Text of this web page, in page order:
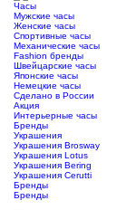
Часы
Мужские часы
Женские часы
Спортивные часы
Механические часы
Fashion бренды
Швейцарские часы
Японские часы
Немецкие часы
Сделано в России
Акция
Интерьерные часы
Бренды
Украшения
Украшения Brosway
Украшения Lotus
Украшения Bering
Украшения Cerutti
Бренды
Бренды